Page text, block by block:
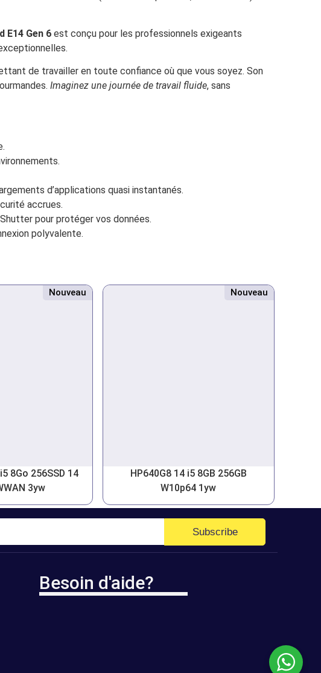
E14 Gen 6 est conçu pour les professionnels exigeants
de travailler en toute confiance où que vous soyez. Son
Imaginez une journée de travail fluide, sans
d’applications quasi instantanés.
accrues.
pour protéger vos données.
polyvalente.
Nouveau
8Go 256SSD 14
3yw
Nouveau
HP640G8 14 i5 8GB 256GB
W10p64 1yw
Subscribe
Besoin d'aide?